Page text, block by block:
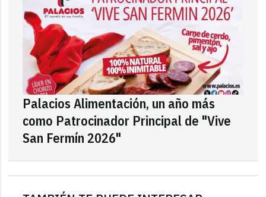
Palacios Alimentación, un año más
como Patrocinador Principal de "Vive
San Fermín 2026"